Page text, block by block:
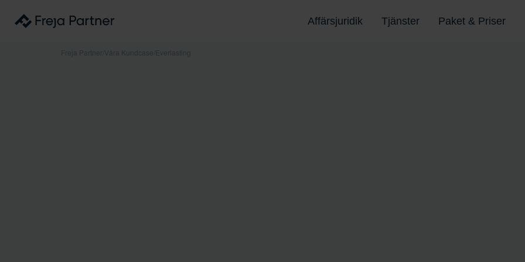
Affärsjuridik Tjänster Paket & Priser
Freja Partner Våra Kundcase Everlasting